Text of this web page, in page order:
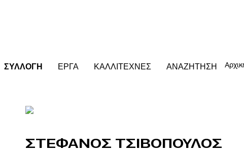
ΣΥΛΛΟΓΗ ΕΡΓΑ ΚΑΛΛΙΤΕΧΝΕΣ ΑΝΑΖΗΤΗΣΗ
Στεφανος Τσιβοπουλος